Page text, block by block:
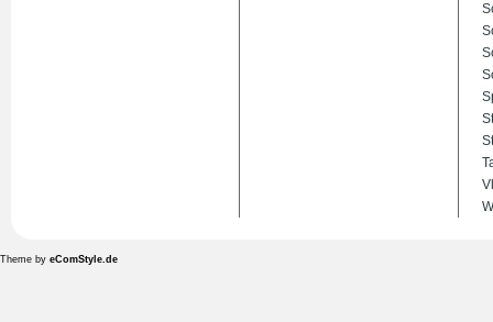
Theme by eComStyle.de